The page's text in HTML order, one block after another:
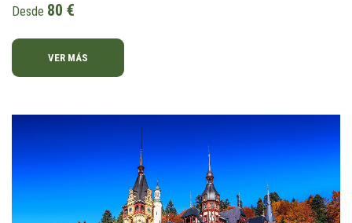
Desde 80 €
VER MÁS